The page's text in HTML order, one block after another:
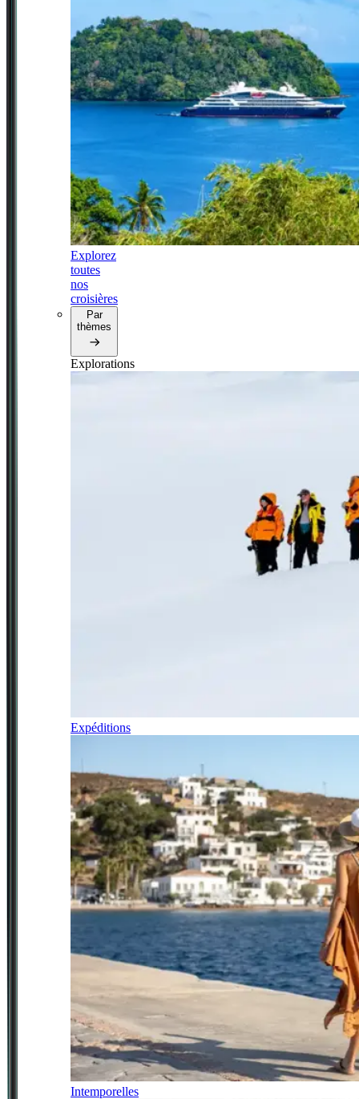
Explorez
toutes
nos
croisières
Par
thèmes
Explorations
Expéditions
Intemporelles